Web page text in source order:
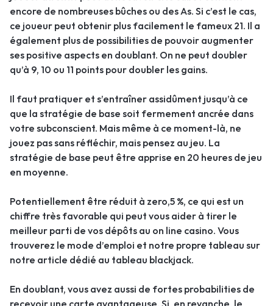
encore de nombreuses bûches ou des As. Si c’est le cas,
ce joueur peut obtenir plus facilement le fameux 21. Il a
également plus de possibilities de pouvoir augmenter
ses positive aspects en doublant. On ne peut doubler
qu’à 9, 10 ou 11 points pour doubler les gains.
Il faut pratiquer et s’entraîner assidûment jusqu’à ce
que la stratégie de base soit fermement ancrée dans
votre subconscient. Mais même à ce moment-là, ne
jouez pas sans réfléchir, mais pensez au jeu. La
stratégie de base peut être apprise en 20 heures de jeu
en moyenne.
Potentiellement être réduit à zero,5 %, ce qui est un
chiffre très favorable qui peut vous aider à tirer le
meilleur parti de vos dépôts au on line casino. Vous
trouverez le mode d’emploi et notre propre tableau sur
notre article dédié au tableau blackjack.
En doublant, vous avez aussi de fortes probabilities de